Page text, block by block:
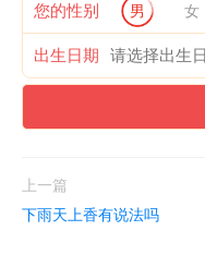
您的性别 男 女
出生日期
上一篇
下雨天上香有说法吗